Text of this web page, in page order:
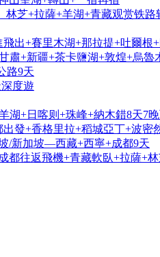
林芝+拉薩+羊湖+青藏观赏铁路
出+賽里木湖+那拉提+吐爾根
肅+新疆+茶卡鹽湖+敦煌+烏魯
路9天
度遊
湖+日喀则+珠峰+納木錯8天7
發+香格里拉+稻城亞丁+波密
/新加坡—西藏+西寧+成都9天
都往返飛機+青藏軟臥+拉薩+